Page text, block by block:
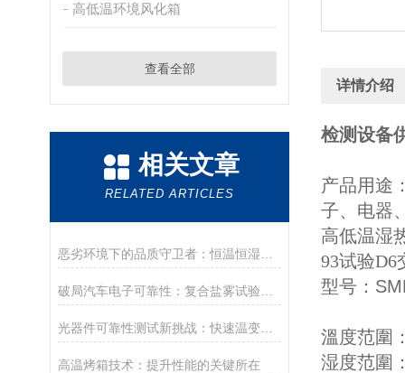
高低温环境风化箱
查看全部
相关文章
RELATED ARTICLES
光器件可靠性测试新挑战：快速温变试验箱如何加速揭示失效机理？
高温烤箱技术：提升性能的关键所在
详情介绍
检测设备
产品用途
子、电器
高低温湿
93试验D6
型号：
溫度范
湿度范